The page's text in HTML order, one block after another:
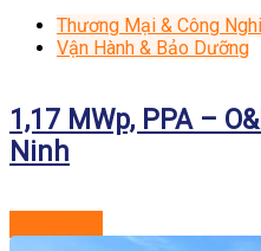
Thương Mại & Công
Vận Hành & Bảo Dưỡng
1,17 MWp, PPA –
Ninh